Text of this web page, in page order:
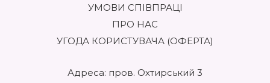
УМОВИ СПІВПРАЦІ
ПРО НАС
УГОДА КОРИСТУВАЧА (ОФЕРТА)
Адреса: пров. Охтирський 3